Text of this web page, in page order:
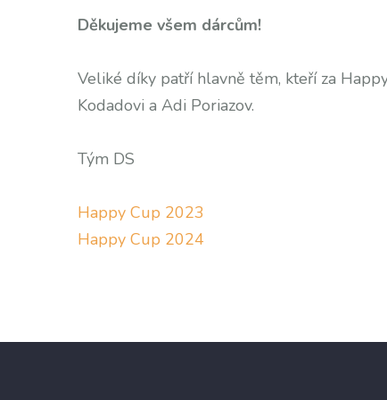
Děkujeme všem dárcům!
Veliké díky patří hlavně těm, kteří za
Kodadovi a Adi Poriazov.
Tým DS
Happy Cup 2023
Happy Cup 2024